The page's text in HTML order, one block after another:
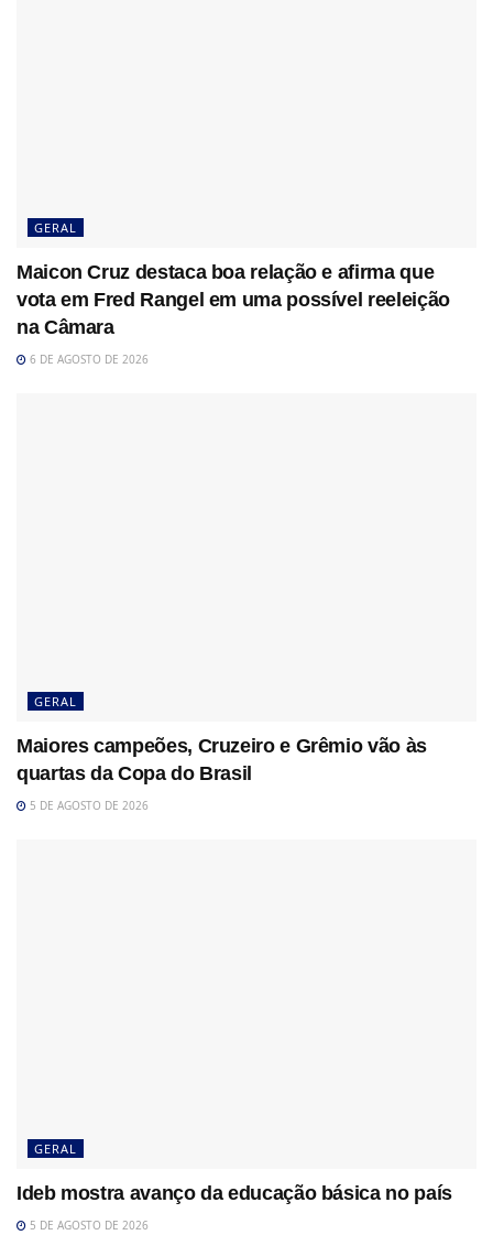
GERAL
Maicon Cruz destaca boa relação e afirma que
vota em Fred Rangel em uma possível reeleição
na Câmara
6 DE AGOSTO DE 2026
GERAL
Maiores campeões, Cruzeiro e Grêmio vão às
quartas da Copa do Brasil
5 DE AGOSTO DE 2026
GERAL
Ideb mostra avanço da educação básica no país
5 DE AGOSTO DE 2026